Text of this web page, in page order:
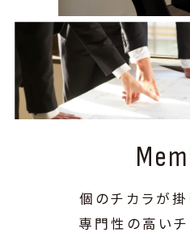
個のチカラが
専門性の高い